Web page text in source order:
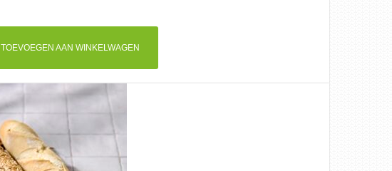
TOEVOEGEN AAN WINKELWAGEN